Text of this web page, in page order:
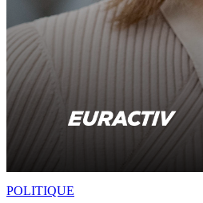
POLITIQUE